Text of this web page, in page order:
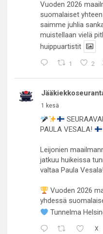
Vuoden 2026
suomalaiset
saimme juhlia
muistellaan vielä
huippuartistit
1 2
1 kesä
PAULA VESALA!
Leijonien
jatkuu huikeissa
valtaa Paula Vesala!
Vuoden 2026
yhdessä
Tunnelma
X